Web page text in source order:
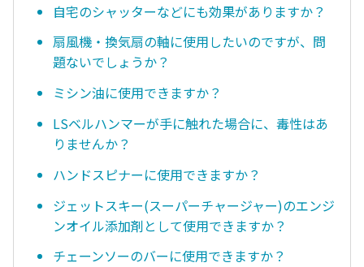
自宅のシャッターなどにも効果がありますか？
扇風機・換気扇の軸に使用したいのですが、問
題ないでしょうか？
ミシン油に使用できますか？
LSベルハンマーが手に触れた場合に、毒性はあ
りませんか？
ハンドスピナーに使用できますか？
ジェットスキー(スーパーチャージャー)のエンジ
ンオイル添加剤として使用できますか？
チェーンソーのバーに使用できますか？